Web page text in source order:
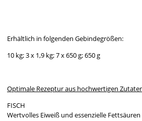
Erhältlich in folgenden Gebindegrößen:
10 kg; 3 x 1,9 kg; 7 x 650 g; 650 g
Optimale Rezeptur aus hochwertigen
FISCH
Wertvolles Eiweiß und essenzielle Fettsäuren